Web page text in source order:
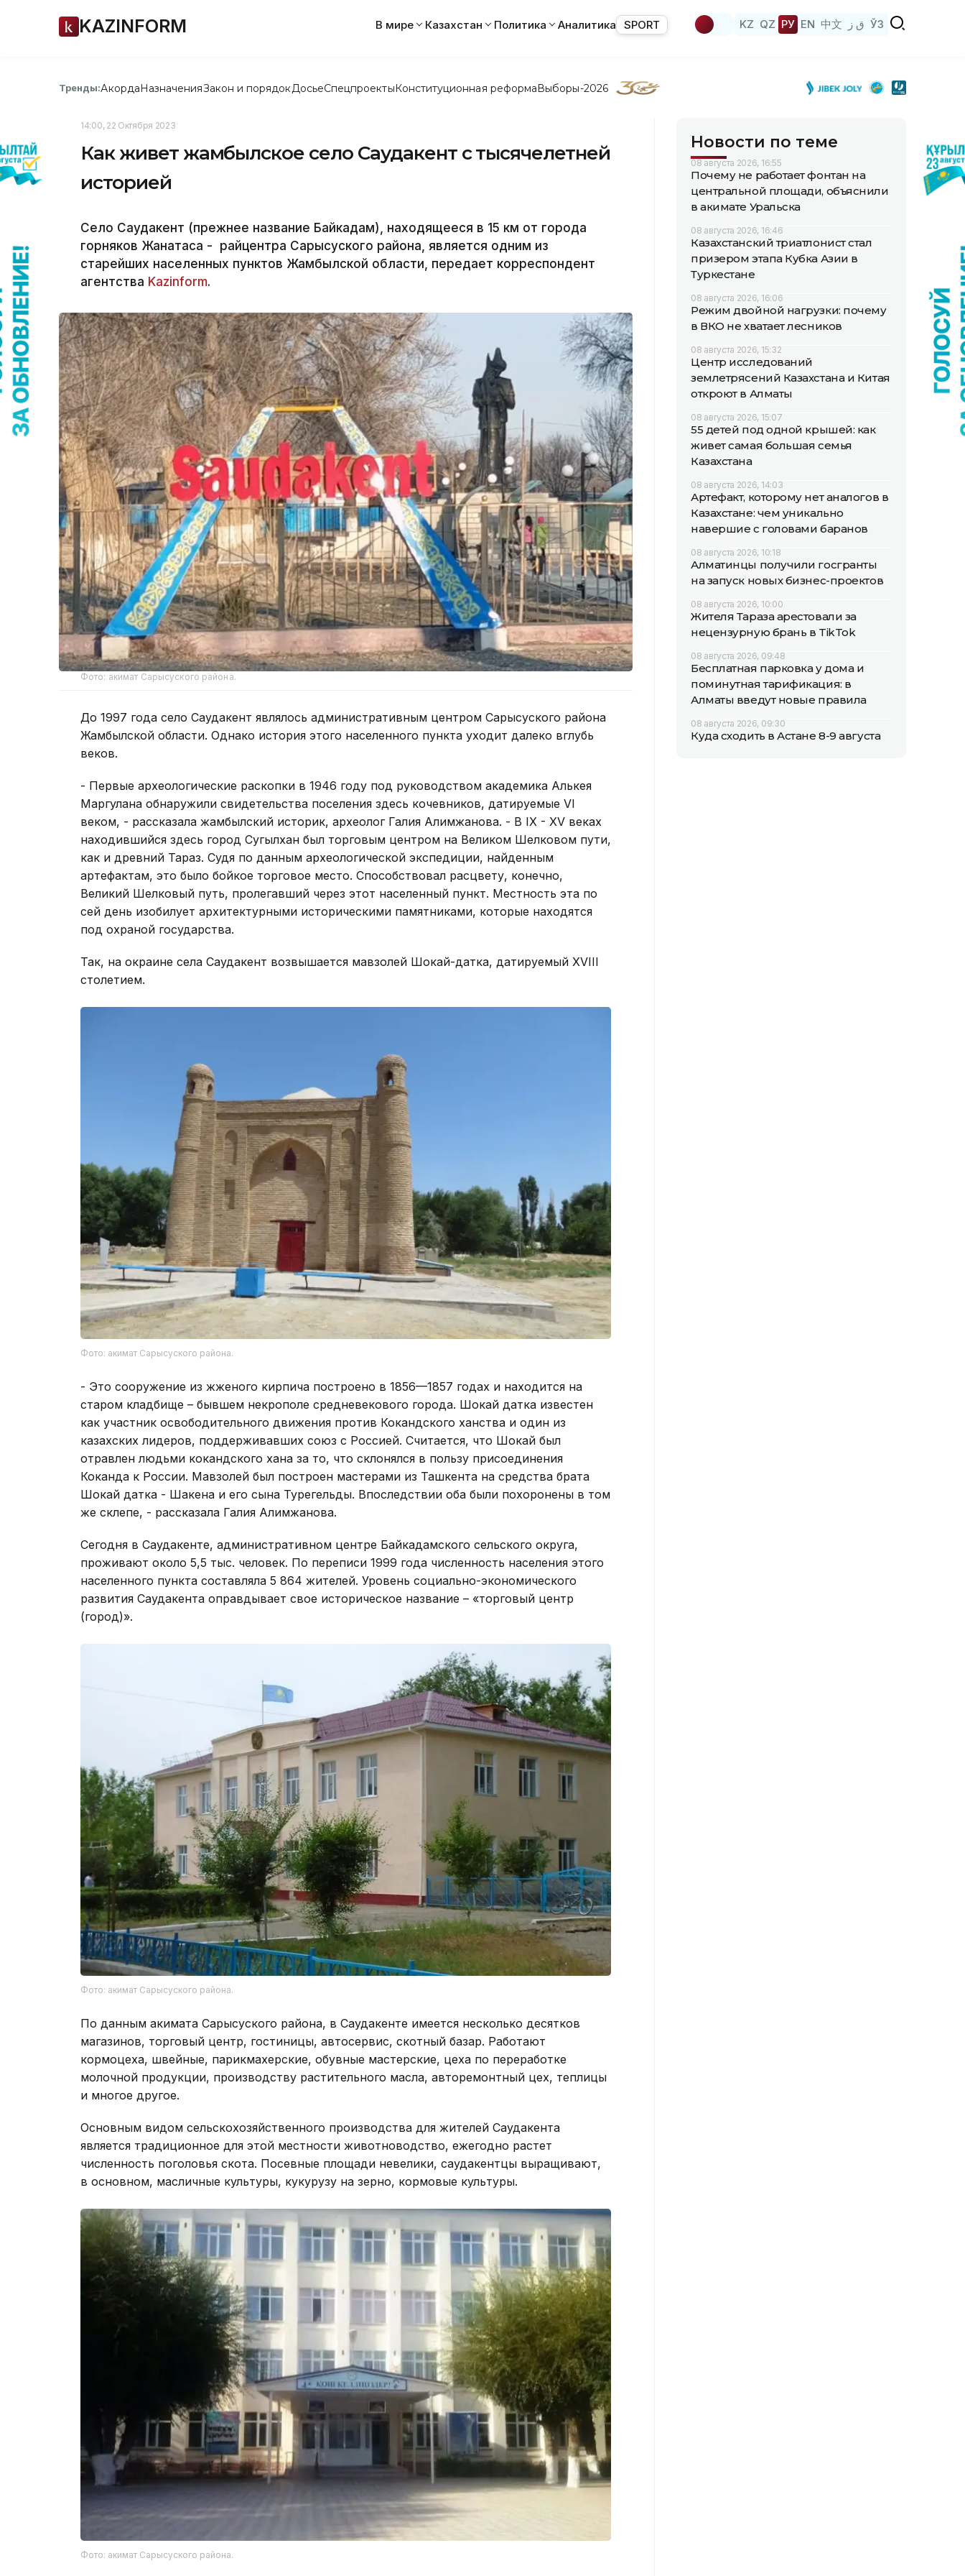
KAZINFORM В мире Казахстан Политика Аналитика SPORT KZ QZ РУ EN 中文 ق ز ЎЗ
Тренды:АкордаНазначенияЗакон и порядок ДосьеСпецпроектыКонституционная реформаВыборы-2026
14:00, 22 Октября 2023
Как живет жамбылское село Саудакент с тысячелетней
историей
Село Саудакент (прежнее название Байкадам), находящееся в 15 км от города
горняков Жанатаса - райцентра Сарысуского района, является одним из
старейших населенных пунктов Жамбылской области, передает корреспондент
агентства Kazinform.
Фото: акимат Сарысуского района.
До 1997 года село Саудакент являлось административным центром Сарысуского района
Жамбылской области. Однако история этого населенного пункта уходит далеко вглубь
веков.
- Первые археологические раскопки в 1946 году под руководством академика Алькея
Маргулана обнаружили свидетельства поселения здесь кочевников, датируемые VI
веком, - рассказала жамбылский историк, археолог Галия Алимжанова. - В IX - XV веках
находившийся здесь город Сугылхан был торговым центром на Великом Шелковом пути,
как и древний Тараз. Судя по данным археологической экспедиции, найденным
артефактам, это было бойкое торговое место. Способствовал расцвету, конечно,
Великий Шелковый путь, пролегавший через этот населенный пункт. Местность эта по
сей день изобилует архитектурными историческими памятниками, которые находятся
под охраной государства.
Так, на окраине села Саудакент возвышается мавзолей Шокай-датка, датируемый XVIII
столетием.
Фото: акимат Сарысуского района.
- Это сооружение из жженого кирпича построено в 1856—1857 годах и находится на
старом кладбище – бывшем некрополе средневекового города. Шокай датка известен
как участник освободительного движения против Кокандского ханства и один из
казахских лидеров, поддерживавших союз с Россией. Считается, что Шокай был
отравлен людьми кокандского хана за то, что склонялся в пользу присоединения
Коканда к России. Мавзолей был построен мастерами из Ташкента на средства брата
Шокай датка - Шакена и его сына Турегельды. Впоследствии оба были похоронены в том
же склепе, - рассказала Галия Алимжанова.
Сегодня в Саудакенте, административном центре Байкадамского сельского округа,
проживают около 5,5 тыс. человек. По переписи 1999 года численность населения этого
населенного пункта составляла 5 864 жителей. Уровень социально-экономического
развития Саудакента оправдывает свое историческое название – «торговый центр
(город)».
Фото: акимат Сарысуского района.
По данным акимата Сарысуского района, в Саудакенте имеется несколько десятков
магазинов, торговый центр, гостиницы, автосервис, скотный базар. Работают
кормоцеха, швейные, парикмахерские, обувные мастерские, цеха по переработке
молочной продукции, производству растительного масла, авторемонтный цех, теплицы
и многое другое.
Основным видом сельскохозяйственного производства для жителей Саудакента
является традиционное для этой местности животноводство, ежегодно растет
численность поголовья скота. Посевные площади невелики, саудакентцы выращивают,
в основном, масличные культуры, кукурузу на зерно, кормовые культуры.
Фото: акимат Сарысуского района.
Новости по теме
08 августа 2026, 16:55
Почему не работает фонтан на
центральной площади, объяснили
в акимате Уральска
08 августа 2026, 16:46
Казахстанский триатлонист стал
призером этапа Кубка Азии в
Туркестане
08 августа 2026, 16:06
Режим двойной нагрузки: почему
в ВКО не хватает лесников
08 августа 2026, 15:32
Центр исследований
землетрясений Казахстана и Китая
откроют в Алматы
08 августа 2026, 15:07
55 детей под одной крышей: как
живет самая большая семья
Казахстана
08 августа 2026, 14:03
Артефакт, которому нет аналогов в
Казахстане: чем уникально
навершие с головами баранов
08 августа 2026, 10:18
Алматинцы получили госгранты
на запуск новых бизнес-проектов
08 августа 2026, 10:00
Жителя Тараза арестовали за
нецензурную брань в TikTok
08 августа 2026, 09:48
Бесплатная парковка у дома и
поминутная тарификация: в
Алматы введут новые правила
08 августа 2026, 09:30
Куда сходить в Астане 8-9 августа